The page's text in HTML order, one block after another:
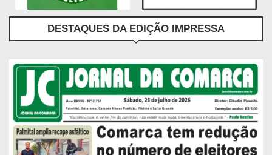
DESTAQUES DA EDIÇÃO IMPRESSA